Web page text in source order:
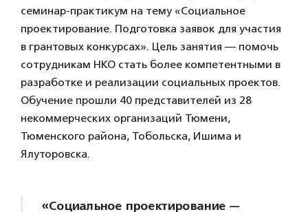
семинар-практикум на тему «Социальное
проектирование. Подготовка заявок для участия
в грантовых конкурсах». Цель занятия — помочь
сотрудникам НКО стать более компетентными в
разработке и реализации социальных проектов.
Обучение прошли 40 представителей из 28
некоммерческих организаций Тюмени,
Тюменского района, Тобольска, Ишима и
Ялуторовска.
«Социальное проектирование —